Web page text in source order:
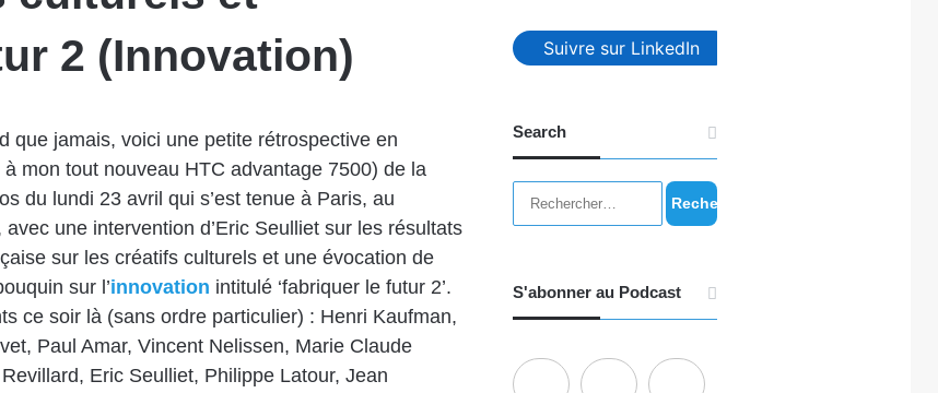
2 (Innovation)
que jamais, voici une petite rétrospective en
mon tout nouveau HTC advantage 7500) de la
du lundi 23 avril qui s’est tenue à Paris, au
avec une intervention d’Eric Seulliet sur les résultats
sur les créatifs culturels et une évocation de
sur l’innovation intitulé ‘fabriquer le futur 2’.
ce soir là (sans ordre particulier) : Henri Kaufman,
Paul Amar, Vincent Nelissen, Marie Claude
Eric Seulliet, Philippe Latour, Jean
Suivre sur LinkedIn
Search
Rechercher :
S'abonner au Podcast